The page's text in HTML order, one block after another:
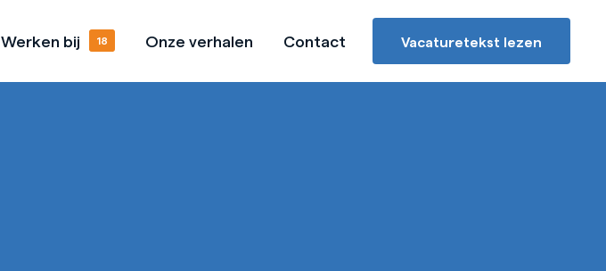
Werken bij Onze verhalen Contact Vacaturetekst lezen